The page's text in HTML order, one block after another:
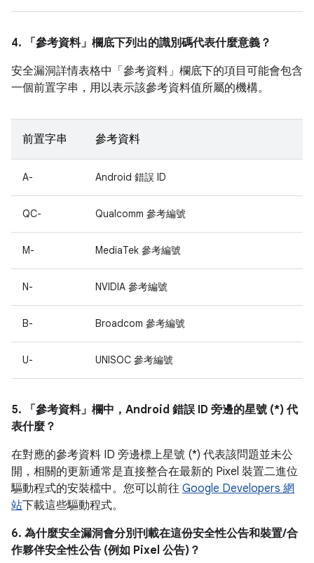
4. 「參考資料」 欄底下列出的識別碼代表什麼意義？
安全漏洞詳情表格中「參考資料」 欄底下的項目可能會包含
一個前置字串，用以表示該參考資料值所屬的機構。
前置字串 參考資料
A- Android 錯誤 ID
QC- Qualcomm 參考編號
M- MediaTek 參考編號
N- NVIDIA 參考編號
B- Broadcom 參考編號
U- UNISOC 參考編號
5. 「參考資料」 欄中，Android 錯誤 ID 旁邊的星號 (*) 代
表什麼？
在對應的參考資料 ID 旁邊標上星號 (*) 代表該問題並未公
開，相關的更新通常是直接整合在最新的 Pixel 裝置二進位
驅動程式的安裝檔中。您可以前往 Google Developers 網
站下載這些驅動程式。
6. 為什麼安全漏洞會分別刊載在這份安全性公告和裝置/合
作夥伴安全性公告 (例如 Pixel 公告)？